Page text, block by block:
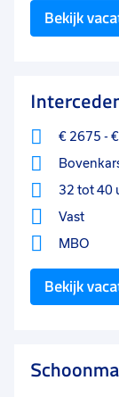
Bekijk
€ 2675 -
32 tot 40
Vast
MBO
Bekijk